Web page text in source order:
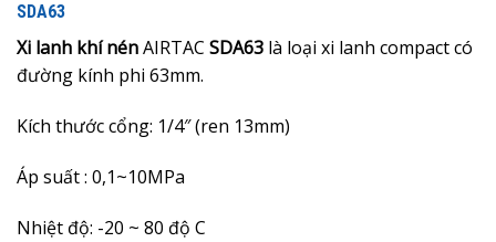
SDA63
Xi lanh khí nénAIRTAC SDA63 là loại xi lanh compact có
đường kính phi 63mm.
Kích thước cổng: 1/4″ (ren 13mm)
Áp suất : 0,1~10MPa
Nhiệt độ: -20 ~ 80 độ C